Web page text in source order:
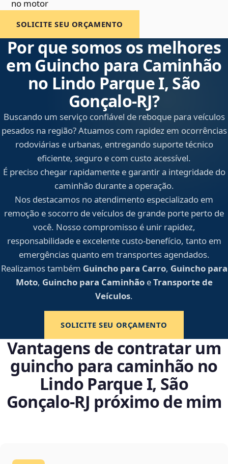
no motor
SOLICITE SEU ORÇAMENTO
Por que somos os melhores
em Guincho para Caminhão
no Lindo Parque I, São
Gonçalo‑RJ?
Buscando um serviço confiável de reboque para veículos
pesados na região? Atuamos com rapidez em ocorrências
rodoviárias e urbanas, entregando suporte técnico
eficiente, seguro e com custo acessível.
É preciso chegar rapidamente e garantir a integridade do
caminhão durante a operação.
Nos destacamos no atendimento especializado em
remoção e socorro de veículos de grande porte perto de
você. Nosso compromisso é unir rapidez,
responsabilidade e excelente custo-benefício, tanto em
emergências quanto em transportes agendados.
Realizamos também Guincho para Carro, Guincho para
Moto, Guincho para CaminhãoeTransporte de
Veículos.
SOLICITE SEU ORÇAMENTO
Vantagens de contratar um
guincho para caminhão no
Lindo Parque I, São
Gonçalo‑RJ próximo de mim